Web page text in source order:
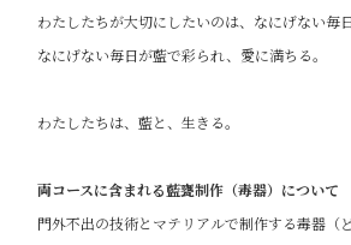
わたしたちが大切にしたいのは、なにげない毎日
なにげない毎日が藍で彩られ、愛に満ちる。
わたしたちは、藍と、生きる。
両コースに含まれる藍甕制作（毒器）について
門外不出の技術とマテリアルで制作する毒器（